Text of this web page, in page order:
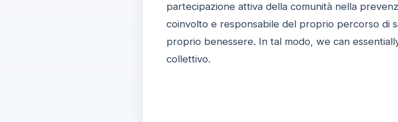
partecipazione attiva della comunità nella
coinvolto e responsabile del proprio percorso di
proprio benessere. In tal modo, we can
collettivo.